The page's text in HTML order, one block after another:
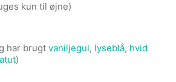
kun til øjne)
har brugt vaniljegul, lyseblå, hvid
)